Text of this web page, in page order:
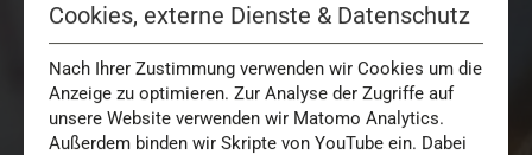
Cookies, externe Dienste & Datenschutz
Nach Ihrer Zustimmung verwenden wir Cookies um die
Anzeige zu optimieren. Zur Analyse der Zugriffe auf
unsere Website verwenden wir Matomo Analytics.
Außerdem binden wir Skripte von YouTube ein. Dabei